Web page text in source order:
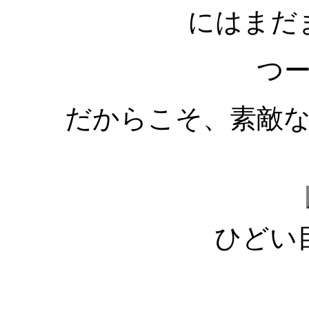
にはまだ
つ
だからこそ、素敵
ひどい